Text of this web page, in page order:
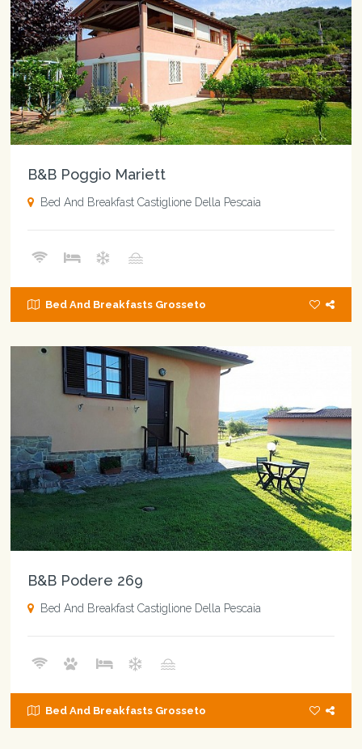
B&B Poggio Mariett
Bed And Breakfast Castiglione Della Pescaia
Bed And Breakfasts Grosseto
B&B Podere 269
Bed And Breakfast Castiglione Della Pescaia
Bed And Breakfasts Grosseto